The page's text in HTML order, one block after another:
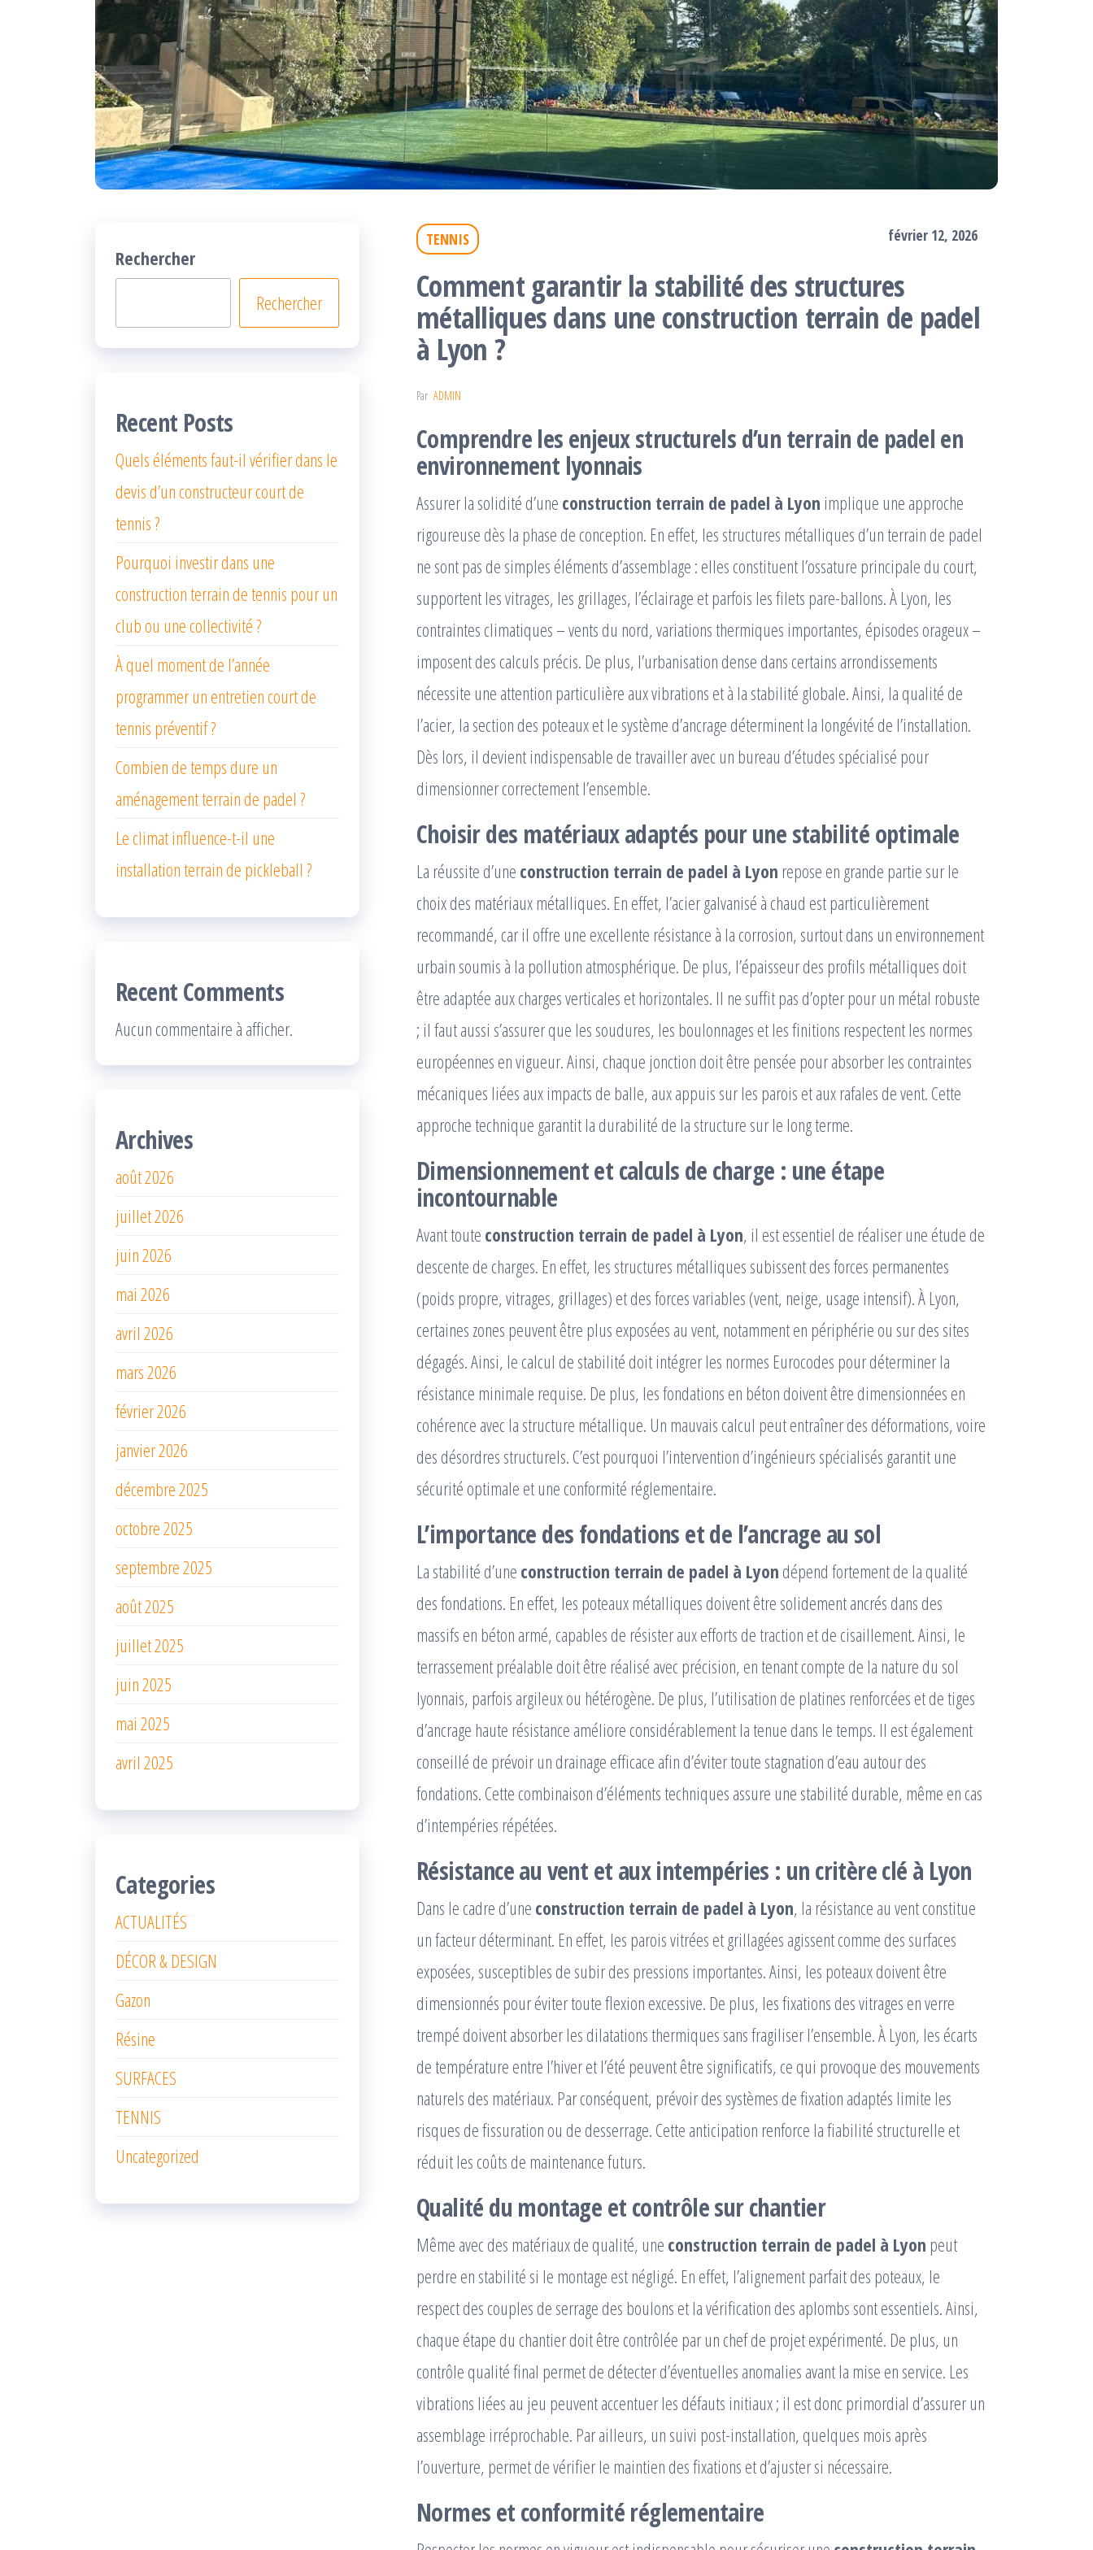
TENNIS février 12, 2026
Comment garantir la stabilité des structures
métalliques dans une construction terrain de padel
à Lyon ?
Par ADMIN
Comprendre les enjeux structurels d’un terrain de padel en
environnement lyonnais
Assurer la solidité d’une construction terrain de padel à Lyon implique une approche
rigoureuse dès la phase de conception. En effet, les structures métalliques d’un terrain de padel
ne sont pas de simples éléments d’assemblage : elles constituent l’ossature principale du court,
supportent les vitrages, les grillages, l’éclairage et parfois les filets pare-ballons. À Lyon, les
contraintes climatiques – vents du nord, variations thermiques importantes, épisodes orageux –
imposent des calculs précis. De plus, l’urbanisation dense dans certains arrondissements
nécessite une attention particulière aux vibrations et à la stabilité globale. Ainsi, la qualité de
l’acier, la section des poteaux et le système d’ancrage déterminent la longévité de l’installation.
Dès lors, il devient indispensable de travailler avec un bureau d’études spécialisé pour
dimensionner correctement l’ensemble.
Choisir des matériaux adaptés pour une stabilité optimale
La réussite d’une construction terrain de padel à Lyon repose en grande partie sur le
choix des matériaux métalliques. En effet, l’acier galvanisé à chaud est particulièrement
recommandé, car il offre une excellente résistance à la corrosion, surtout dans un environnement
urbain soumis à la pollution atmosphérique. De plus, l’épaisseur des profils métalliques doit
être adaptée aux charges verticales et horizontales. Il ne suffit pas d’opter pour un métal robuste
; il faut aussi s’assurer que les soudures, les boulonnages et les finitions respectent les normes
européennes en vigueur. Ainsi, chaque jonction doit être pensée pour absorber les contraintes
mécaniques liées aux impacts de balle, aux appuis sur les parois et aux rafales de vent. Cette
approche technique garantit la durabilité de la structure sur le long terme.
Dimensionnement et calculs de charge : une étape
incontournable
Avant toute construction terrain de padel à Lyon, il est essentiel de réaliser une étude de
descente de charges. En effet, les structures métalliques subissent des forces permanentes
(poids propre, vitrages, grillages) et des forces variables (vent, neige, usage intensif). À Lyon,
certaines zones peuvent être plus exposées au vent, notamment en périphérie ou sur des sites
dégagés. Ainsi, le calcul de stabilité doit intégrer les normes Eurocodes pour déterminer la
résistance minimale requise. De plus, les fondations en béton doivent être dimensionnées en
cohérence avec la structure métallique. Un mauvais calcul peut entraîner des déformations, voire
des désordres structurels. C’est pourquoi l’intervention d’ingénieurs spécialisés garantit une
sécurité optimale et une conformité réglementaire.
L’importance des fondations et de l’ancrage au sol
La stabilité d’une construction terrain de padel à Lyon dépend fortement de la qualité
des fondations. En effet, les poteaux métalliques doivent être solidement ancrés dans des
massifs en béton armé, capables de résister aux efforts de traction et de cisaillement. Ainsi, le
terrassement préalable doit être réalisé avec précision, en tenant compte de la nature du sol
lyonnais, parfois argileux ou hétérogène. De plus, l’utilisation de platines renforcées et de tiges
d’ancrage haute résistance améliore considérablement la tenue dans le temps. Il est également
conseillé de prévoir un drainage efficace afin d’éviter toute stagnation d’eau autour des
fondations. Cette combinaison d’éléments techniques assure une stabilité durable, même en cas
d’intempéries répétées.
Résistance au vent et aux intempéries : un critère clé à Lyon
Dans le cadre d’une construction terrain de padel à Lyon, la résistance au vent constitue
un facteur déterminant. En effet, les parois vitrées et grillagées agissent comme des surfaces
exposées, susceptibles de subir des pressions importantes. Ainsi, les poteaux doivent être
dimensionnés pour éviter toute flexion excessive. De plus, les fixations des vitrages en verre
trempé doivent absorber les dilatations thermiques sans fragiliser l’ensemble. À Lyon, les écarts
de température entre l’hiver et l’été peuvent être significatifs, ce qui provoque des mouvements
naturels des matériaux. Par conséquent, prévoir des systèmes de fixation adaptés limite les
risques de fissuration ou de desserrage. Cette anticipation renforce la fiabilité structurelle et
réduit les coûts de maintenance futurs.
Qualité du montage et contrôle sur chantier
Même avec des matériaux de qualité, une construction terrain de padel à Lyon peut
perdre en stabilité si le montage est négligé. En effet, l’alignement parfait des poteaux, le
respect des couples de serrage des boulons et la vérification des aplombs sont essentiels. Ainsi,
chaque étape du chantier doit être contrôlée par un chef de projet expérimenté. De plus, un
contrôle qualité final permet de détecter d’éventuelles anomalies avant la mise en service. Les
vibrations liées au jeu peuvent accentuer les défauts initiaux ; il est donc primordial d’assurer un
assemblage irréprochable. Par ailleurs, un suivi post-installation, quelques mois après
l’ouverture, permet de vérifier le maintien des fixations et d’ajuster si nécessaire.
Normes et conformité réglementaire
Rechercher
Rechercher
Recent Posts
Quels éléments faut-il vérifier dans le
devis d’un constructeur court de
tennis ?
Pourquoi investir dans une
construction terrain de tennis pour un
club ou une collectivité ?
À quel moment de l’année
programmer un entretien court de
tennis préventif ?
Combien de temps dure un
aménagement terrain de padel ?
Le climat influence-t-il une
installation terrain de pickleball ?
Recent Comments
Aucun commentaire à afficher.
Archives
août 2026
juillet 2026
juin 2026
mai 2026
avril 2026
mars 2026
février 2026
janvier 2026
décembre 2025
octobre 2025
septembre 2025
août 2025
juillet 2025
juin 2025
mai 2025
avril 2025
Categories
ACTUALITÉS
DÉCOR & DESIGN
Gazon
Résine
SURFACES
TENNIS
Uncategorized